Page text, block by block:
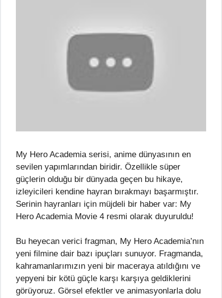
My Hero Academia serisi, anime dünyasının en
sevilen yapımlarından biridir. Özellikle süper
güçlerin olduğu bir dünyada geçen bu hikaye,
izleyicileri kendine hayran bırakmayı başarmıştır.
Serinin hayranları için müjdeli bir haber var: My
Hero Academia Movie 4 resmi olarak duyuruldu!
Bu heyecan verici fragman, My Hero Academia’nın
yeni filmine dair bazı ipuçları sunuyor. Fragmanda,
kahramanlarımızın yeni bir maceraya atıldığını ve
yepyeni bir kötü güçle karşı karşıya geldiklerini
görüyoruz. Görsel efektler ve animasyonlarla dolu